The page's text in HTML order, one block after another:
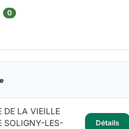
0
DE LA VIEILLE
SOLIGNY-LES-
Détails